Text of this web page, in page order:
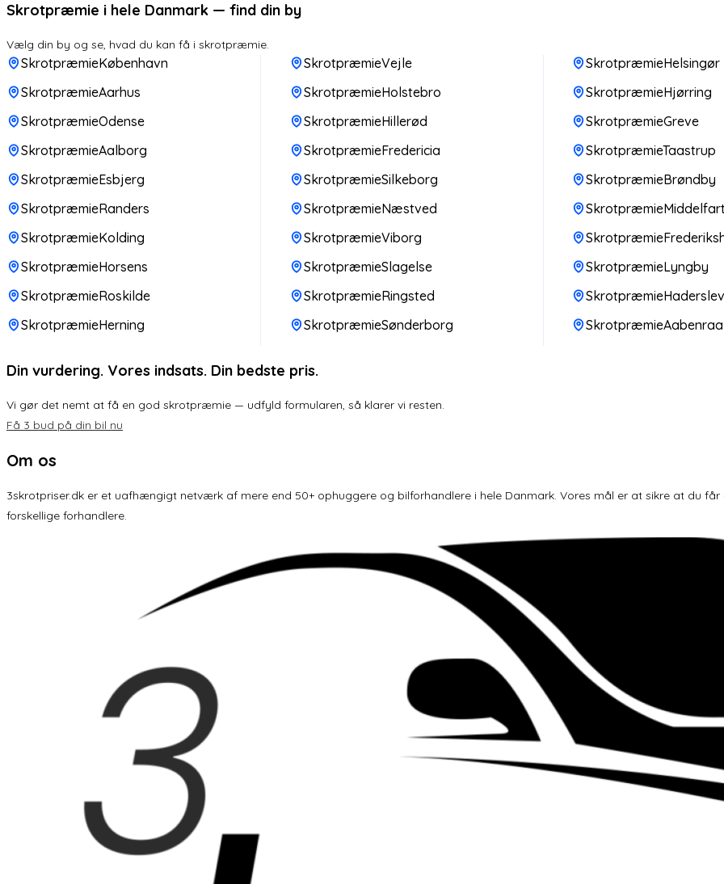
Skrotpræmie i hele Danmark — find din by
Vælg din by og se, hvad du kan få i skrotpræmie.
SkrotpræmieKøbenhavn
SkrotpræmieAarhus
SkrotpræmieOdense
SkrotpræmieAalborg
SkrotpræmieEsbjerg
SkrotpræmieRanders
SkrotpræmieKolding
SkrotpræmieHorsens
SkrotpræmieRoskilde
SkrotpræmieHerning
SkrotpræmieVejle
SkrotpræmieHolstebro
SkrotpræmieHillerød
SkrotpræmieFredericia
SkrotpræmieSilkeborg
SkrotpræmieNæstved
SkrotpræmieViborg
SkrotpræmieSlagelse
SkrotpræmieRingsted
SkrotpræmieSønderborg
SkrotpræmieHelsingør
SkrotpræmieHjørring
SkrotpræmieGreve
SkrotpræmieTaastrup
SkrotpræmieBrøndby
SkrotpræmieLyngby
SkrotpræmieHaderslev
SkrotpræmieAabenraa
Din vurdering. Vores indsats. Din bedste pris.
Vi gør det nemt at få en god skrotpræmie — udfyld formularen, så klarer vi resten.
Få 3 bud på din bil nu
Om os
3skrotpriser.dk er et uafhængigt netværk af mere end 50+ ophuggere og bilforhandlere i hele Danmark. Vores mål er at sikre at du
forskellige forhandlere.